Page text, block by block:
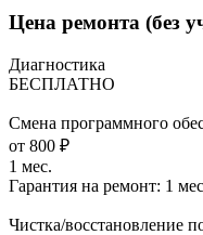
Цена ремонта (без
Диагностика
БЕСПЛАТНО
Смена программного
от 800 ₽
1 мес.
Гарантия на ремонт: 1
Чистка/восстановление